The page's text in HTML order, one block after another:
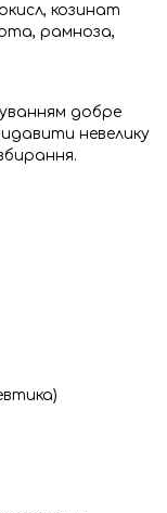
козинат
рамноза,
добре
невелику